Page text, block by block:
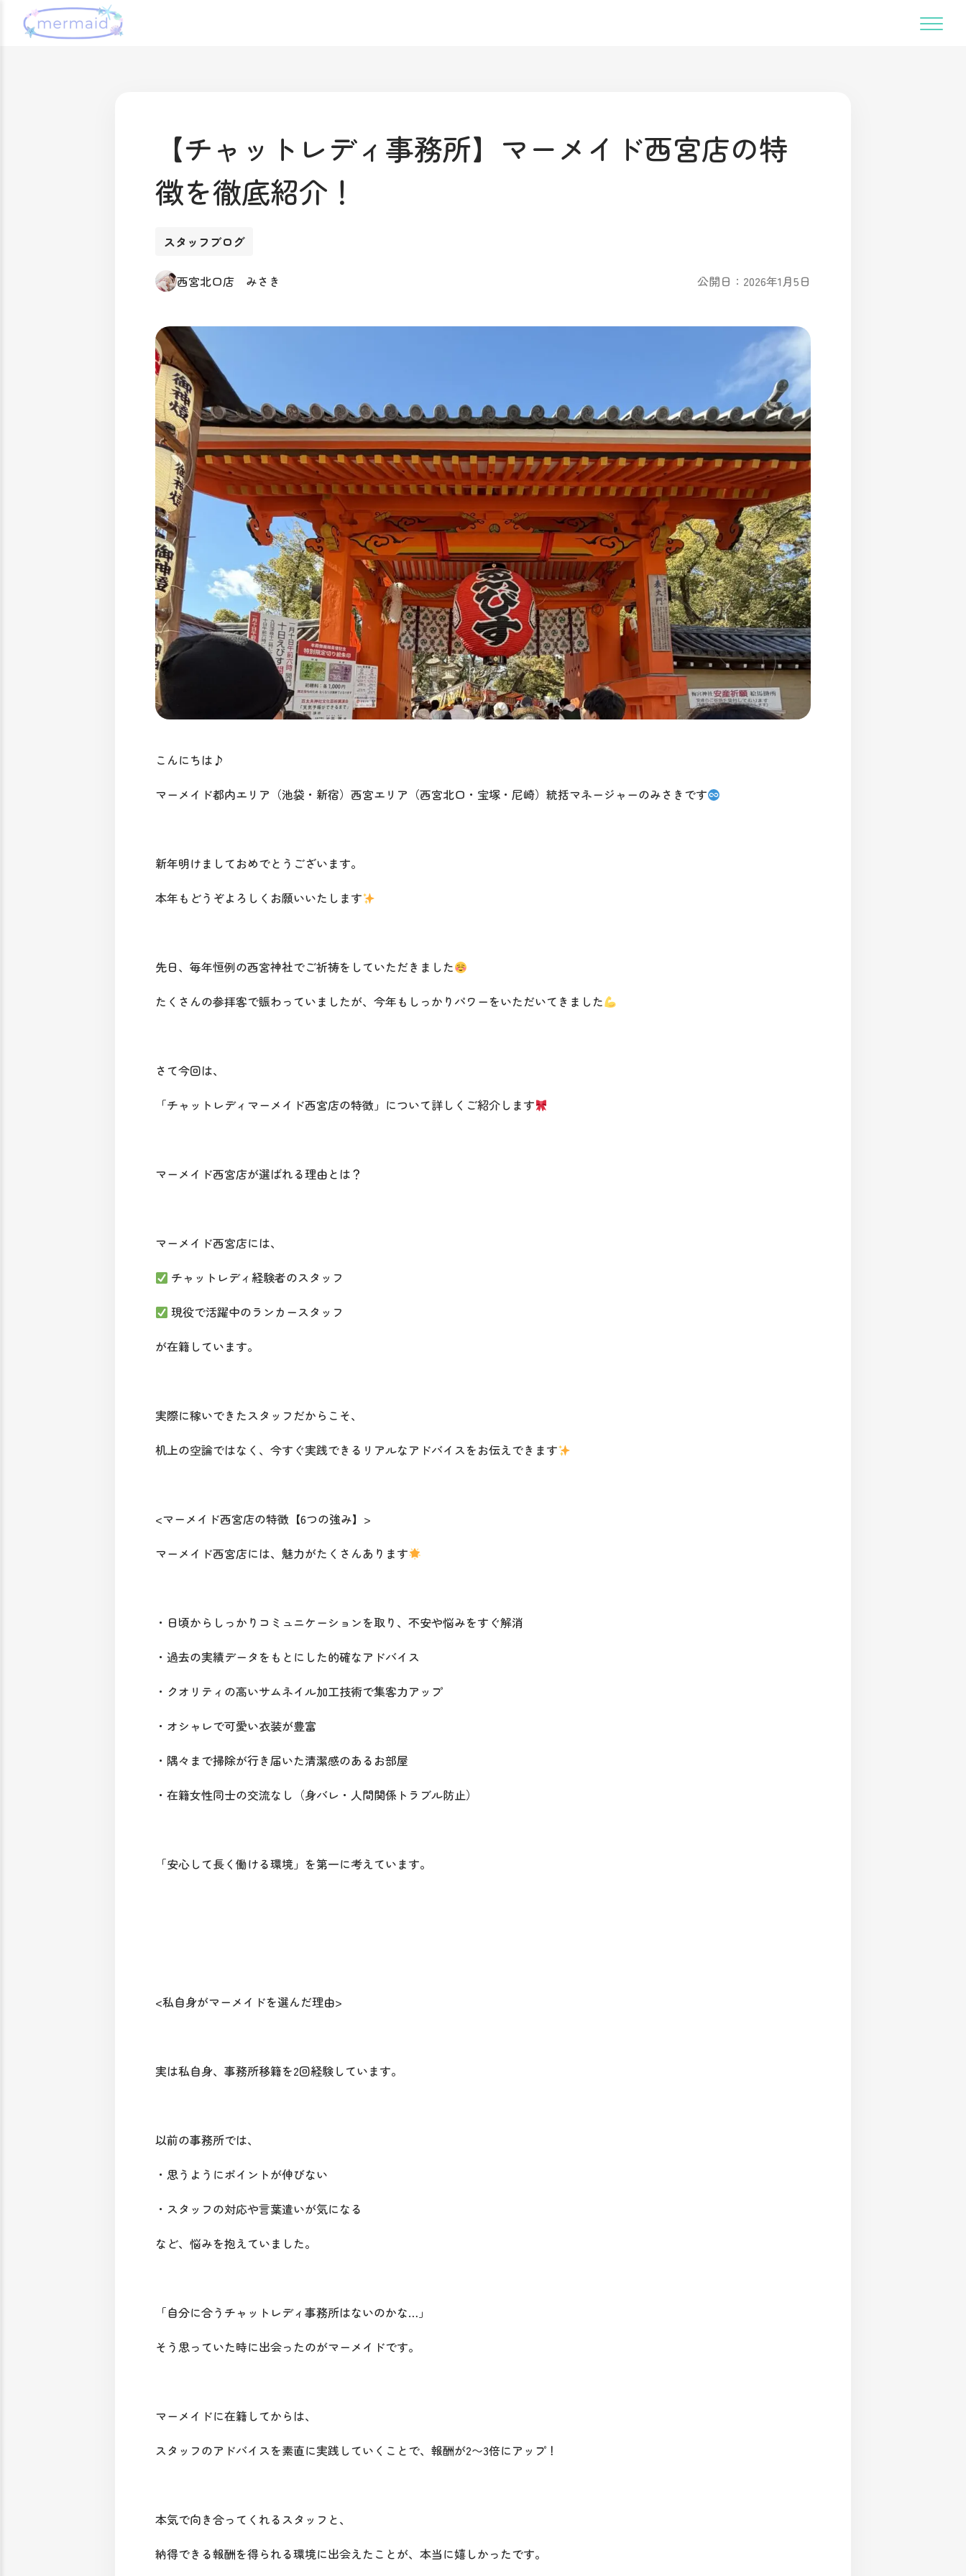
【チャットレディ事務所】マーメイド西宮店の特
徴を徹底紹介！
スタッフブログ
西宮北口店 みさき 公開日：2026年1月5日
こんにちは♪
マーメイド都内エリア（池袋・新宿）西宮エリア（西宮北口・宝塚・尼崎）統括マネージャーのみさきです
新年明けましておめでとうございます。
本年もどうぞよろしくお願いいたします
先日、毎年恒例の西宮神社でご祈祷をしていただきました
たくさんの参拝客で賑わっていましたが、今年もしっかりパワーをいただいてきました
さて今回は、
「チャットレディマーメイド西宮店の特徴」について詳しくご紹介します
マーメイド西宮店が選ばれる理由とは？
マーメイド西宮店には、
チャットレディ経験者のスタッフ
現役で活躍中のランカースタッフ
が在籍しています。
実際に稼いできたスタッフだからこそ、
机上の空論ではなく、今すぐ実践できるリアルなアドバイスをお伝えできます
<マーメイド西宮店の特徴【6つの強み】>
マーメイド西宮店には、魅力がたくさんあります
・日頃からしっかりコミュニケーションを取り、不安や悩みをすぐ解消
・過去の実績データをもとにした的確なアドバイス
・クオリティの高いサムネイル加工技術で集客力アップ
・オシャレで可愛い衣装が豊富
・隅々まで掃除が行き届いた清潔感のあるお部屋
・在籍女性同士の交流なし（身バレ・人間関係トラブル防止）
「安心して長く働ける環境」を第一に考えています。
<私自身がマーメイドを選んだ理由>
実は私自身、事務所移籍を2回経験しています。
以前の事務所では、
・思うようにポイントが伸びない
・スタッフの対応や言葉遣いが気になる
など、悩みを抱えていました。
「自分に合うチャットレディ事務所はないのかな…」
そう思っていた時に出会ったのがマーメイドです。
マーメイドに在籍してからは、
スタッフのアドバイスを素直に実践していくことで、報酬が2〜3倍にアップ！
本気で向き合ってくれるスタッフと、
納得できる報酬を得られる環境に出会えたことが、本当に嬉しかったです。